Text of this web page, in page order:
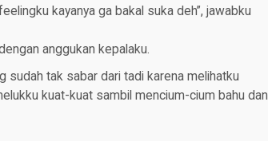
kayanya ga bakal suka deh”, jawabku
anggukan kepalaku.
sudah tak sabar dari tadi karena melihatku
kuat-kuat sambil mencium-cium bahu dan